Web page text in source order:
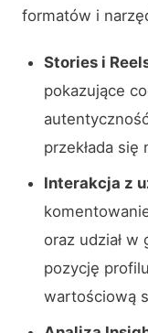
formatów i
Stories i
pokazujące
przekłada
Interakcja z
oraz udział
pozycję
wartościową